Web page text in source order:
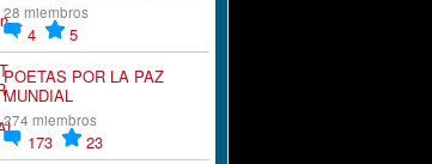
28 miembros
4
5
POETAS POR LA PAZ
MUNDIAL
274 miembros
173
23